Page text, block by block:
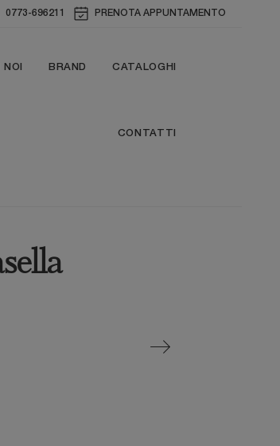
0773-696211 PRENOTA APPUNTAMENTO
BRAND CATALOGHI
CONTATTI